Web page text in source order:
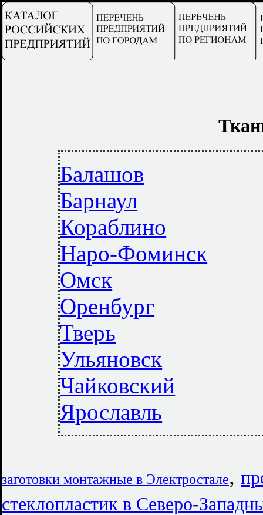
Балашов
Барнаул
Кораблино
Наро-Фоминск
Омск
Оренбург
Тверь
Ульяновск
Чайковский
Ярославль
заготовки монтажные в Электростале,
стеклопластик в Северо-